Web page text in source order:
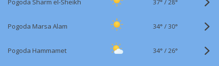
Pogoda Sharm el-Sheikh 28°
Pogoda Marsa Alam 34° /30°
Pogoda Hammamet 34° /26°